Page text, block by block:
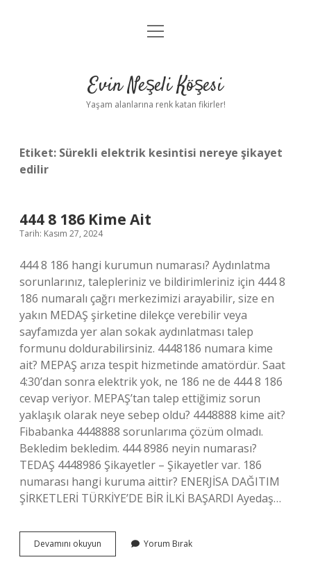
Anasayfa
Yasal Uyarı
menüyü
Evin Neşeli Köşesi
Yaşam alanlarına renk katan fikirler!
Etiket: Sürekli elektrik kesintisi nereye şikayet
edilir
444 8 186 Kime Ait
Tarih: Kasım 27, 2024
444 8 186 hangi kurumun numarası? Aydınlatma
sorunlarınız, talepleriniz ve bildirimleriniz için 444 8
186 numaralı çağrı merkezimizi arayabilir, size en
yakın MEDAŞ şirketine dilekçe verebilir veya
sayfamızda yer alan sokak aydınlatması talep
formunu doldurabilirsiniz. 4448186 numara kime
ait? MEPAŞ arıza tespit hizmetinde amatördür. Saat
4:30’dan sonra elektrik yok, ne 186 ne de 444 8 186
cevap veriyor. MEPAŞ’tan talep ettiğimiz sorun
yaklaşık olarak neye sebep oldu? 4448888 kime ait?
Fibabanka 4448888 sorunlarıma çözüm olmadı.
Bekledim bekledim. 444 8986 neyin numarası?
TEDAŞ 4448986 Şikayetler – Şikayetler var. 186
numarası hangi kuruma aittir? ENERJİSA DAĞITIM
ŞİRKETLERİ TÜRKİYE’DE BİR İLKİ BAŞARDI Ayedaş…
Devamını okuyun
8
Yorum Bırak